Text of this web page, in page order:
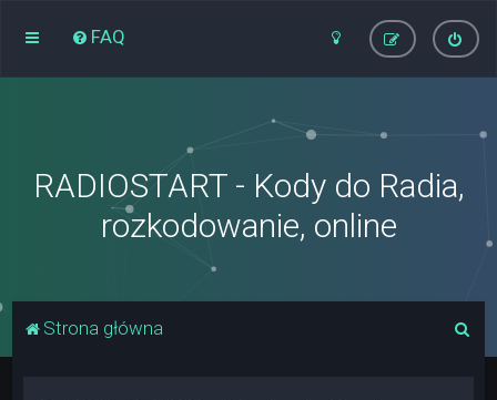
FAQ
RADIOSTART - Kody do Radia,
rozkodowanie, online
Strona główna